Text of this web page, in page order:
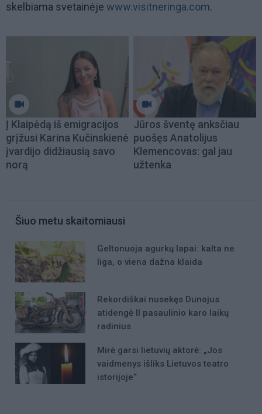
skelbiama svetainėje www.visitneringa.com.
Į Klaipėdą iš emigracijos
grįžusi Karina Kučinskienė
įvardijo didžiausią savo
norą
Jūros šventę anksčiau
puošęs Anatolijus
Klemencovas: gal jau
užtenka
Šiuo metu skaitomiausi
Geltonuoja agurkų lapai: kalta ne
liga, o viena dažna klaida
Rekordiškai nusekęs Dunojus
atidengė II pasaulinio karo laikų
radinius
Mirė garsi lietuvių aktorė: „Jos
vaidmenys išliks Lietuvos teatro
istorijoje“